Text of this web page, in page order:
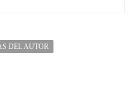
DEL AUTOR